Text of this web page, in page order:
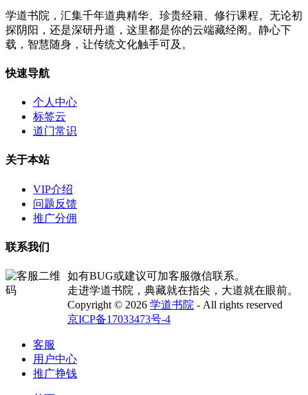
学道书院，汇集千年道典精华、珍贵经籍、修行课程。无论初
探阴阳，还是深研丹道，这里都是你的云端藏经阁。静心下
载，智慧随身，让传统文化触手可及。
快速导航
个人中心
标签云
道门常识
关于本站
VIP介绍
问题反馈
推广分佣
联系我们
如有BUG或建议可加客服微信联系。
走进学道书院，典藏就在指尖，大道就在眼前。
Copyright © 2026 学道书院 - All rights reserved
京ICP备17033473号-4
客服
用户中心
推广挣钱